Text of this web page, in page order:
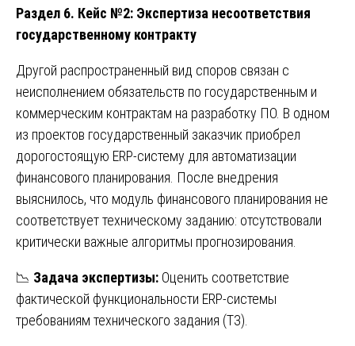
Раздел 6. Кейс №2: Экспертиза несоответствия
государственному контракту
Другой распространенный вид споров связан с
неисполнением обязательств по государственным и
коммерческим контрактам на разработку ПО. В одном
из проектов государственный заказчик приобрел
дорогостоящую ERP-систему для автоматизации
финансового планирования. После внедрения
выяснилось, что модуль финансового планирования не
соответствует техническому заданию: отсутствовали
критически важные алгоритмы прогнозирования.
📉 Задача экспертизы: Оценить соответствие
фактической функциональности ERP-системы
требованиям технического задания (ТЗ).